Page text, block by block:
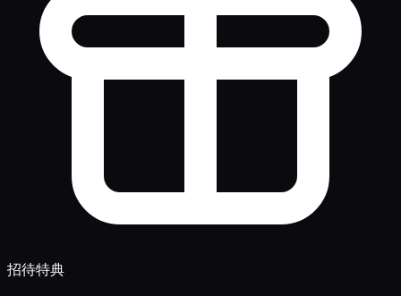
招待特典